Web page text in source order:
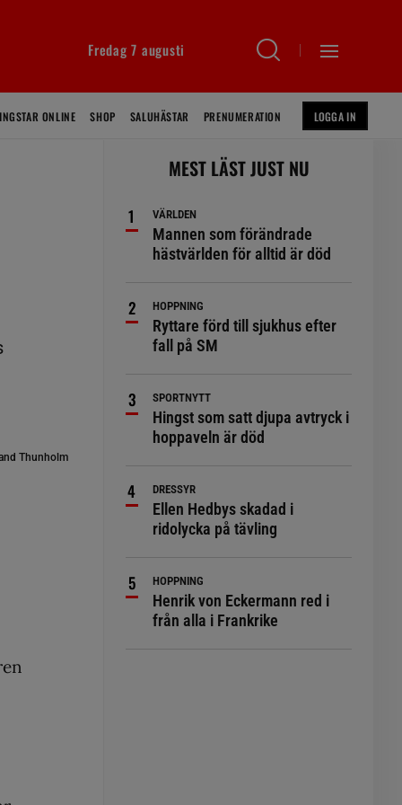
Fredag 7 augusti
ONLINE SHOP SALUHÄSTAR PRENUMERATION LOGGA IN
Thunholm
MEST LÄST JUST NU
VÄRLDEN
Mannen som förändrade
hästvärlden för alltid är död
HOPPNING
Ryttare förd till sjukhus efter
fall på SM
SPORTNYTT
Hingst som satt djupa avtryck i
hoppaveln är död
DRESSYR
Ellen Hedbys skadad i
ridolycka på tävling
HOPPNING
Henrik von Eckermann red i
från alla i Frankrike